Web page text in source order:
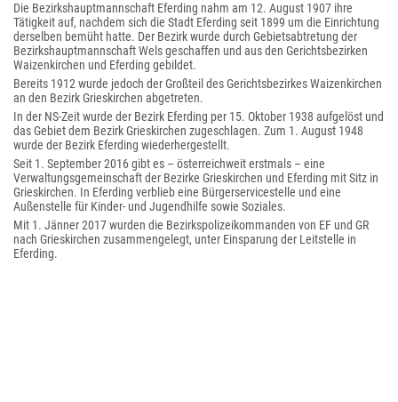
Die Bezirkshauptmannschaft Eferding nahm am 12. August 1907 ihre
Tätigkeit auf, nachdem sich die Stadt Eferding seit 1899 um die Einrichtung
derselben bemüht hatte. Der Bezirk wurde durch Gebietsabtretung der
Bezirkshauptmannschaft Wels geschaffen und aus den Gerichtsbezirken
Waizenkirchen und Eferding gebildet.
Bereits 1912 wurde jedoch der Großteil des Gerichtsbezirkes Waizenkirchen
an den Bezirk Grieskirchen abgetreten.
In der NS-Zeit wurde der Bezirk Eferding per 15. Oktober 1938 aufgelöst und
das Gebiet dem Bezirk Grieskirchen zugeschlagen. Zum 1. August 1948
wurde der Bezirk Eferding wiederhergestellt.
Seit 1. September 2016 gibt es – österreichweit erstmals – eine
Verwaltungsgemeinschaft der Bezirke Grieskirchen und Eferding mit Sitz in
Grieskirchen. In Eferding verblieb eine Bürgerservicestelle und eine
Außenstelle für Kinder- und Jugendhilfe sowie Soziales.
Mit 1. Jänner 2017 wurden die Bezirkspolizeikommanden von EF und GR
nach Grieskirchen zusammengelegt, unter Einsparung der Leitstelle in
Eferding.